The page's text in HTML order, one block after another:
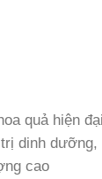
quả hiện
dinh dưỡng,
cao